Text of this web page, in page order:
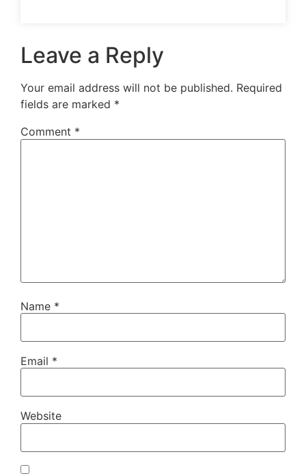
Leave a Reply
Your email address will not be published. Required
fields are marked *
Comment *
Name *
Email *
Website